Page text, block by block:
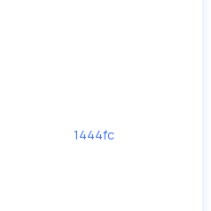
1444fc